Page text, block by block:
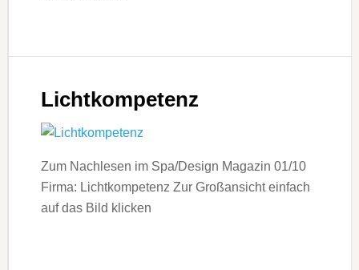
Lichtkompetenz
Zum Nachlesen im Spa/Design Magazin 01/10
Firma: Lichtkompetenz Zur Großansicht einfach
auf das Bild klicken